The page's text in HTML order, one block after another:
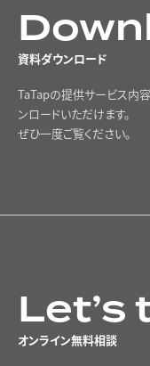
資料ダウンロード
TaTapの提供サービス内
ンロードいただけます。
ぜひ一度ご覧ください。
Let’s
オンライン無料相談